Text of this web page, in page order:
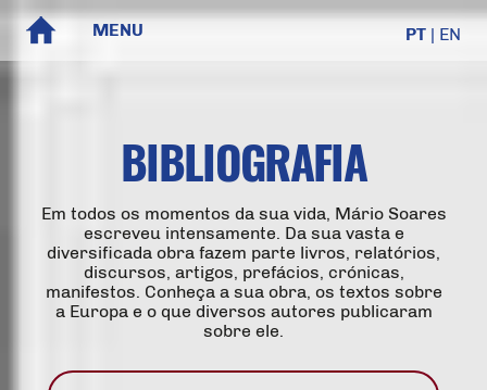
MENU PT | EN
BIBLIOGRAFIA
Em todos os momentos da sua vida, Mário Soares
escreveu intensamente. Da sua vasta e
diversificada obra fazem parte livros, relatórios,
discursos, artigos, prefácios, crónicas,
manifestos. Conheça a sua obra, os textos sobre
a Europa e o que diversos autores publicaram
sobre ele.